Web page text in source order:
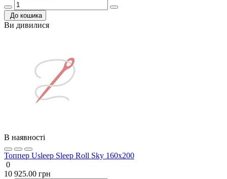
До кошика
Ви дивилися
В наявності
Топпер Usleep Sleep Roll Sky 160х200
0
10 925.00 грн